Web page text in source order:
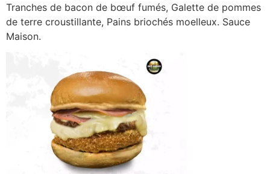
Tranches de bacon de bœuf fumés, Galette de pommes
de terre croustillante, Pains briochés moelleux. Sauce
Maison.